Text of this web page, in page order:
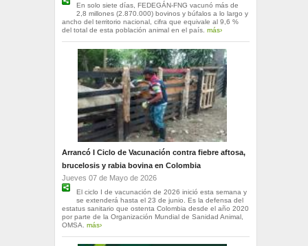
En solo siete días, FEDEGÁN-FNG vacunó más de
2,8 millones (2.870.000) bovinos y búfalos a lo largo y
ancho del territorio nacional, cifra que equivale al 9,6 %
del total de esta población animal en el país. más›
Arrancó I Ciclo de Vacunación contra fiebre aftosa,
brucelosis y rabia bovina en Colombia
Jueves 07 de Mayo de 2026
El ciclo I de vacunación de 2026 inició esta semana y
se extenderá hasta el 23 de junio. Es la defensa del
estatus sanitario que ostenta Colombia desde el año 2020
por parte de la Organización Mundial de Sanidad Animal,
OMSA. más›